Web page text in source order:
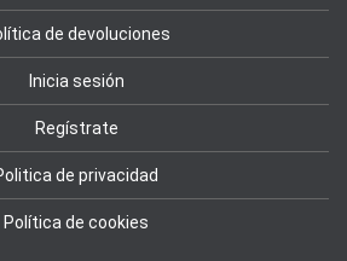
de devoluciones
Inicia sesión
Regístrate
de privacidad
Política de cookies